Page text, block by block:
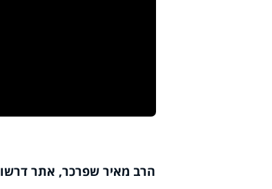
הרב מאיר שפרכר, אתר דרשו